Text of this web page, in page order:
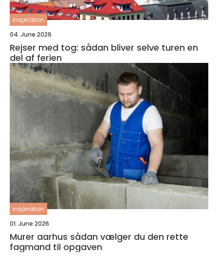
inspiration
04. June 2026
Rejser med tog: sådan bliver selve turen en
del af ferien
inspiration
01. June 2026
Murer aarhus sådan vælger du den rette
fagmand til opgaven